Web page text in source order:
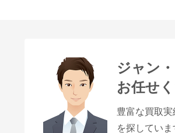
ジャン
お任せ
豊富な買取
を探していま